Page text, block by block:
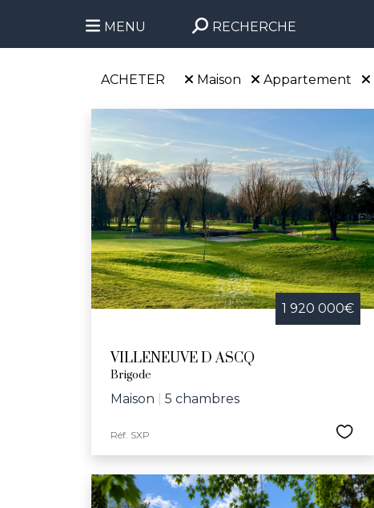
MENU RECHERCHE
ACHETER Maison Appartement
1 920 000€
VILLENEUVE D ASCQ
Brigode
Maison 5 chambres
Réf. SXP